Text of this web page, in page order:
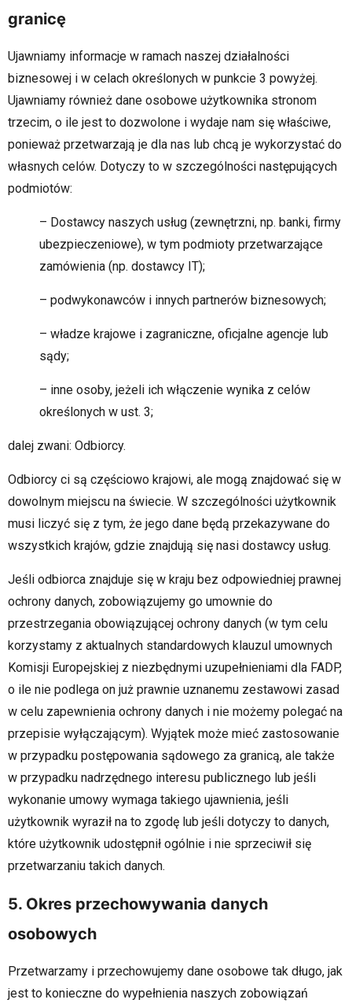
granicę
Ujawniamy informacje w ramach naszej działalności
biznesowej i w celach określonych w punkcie 3 powyżej.
Ujawniamy również dane osobowe użytkownika stronom
trzecim, o ile jest to dozwolone i wydaje nam się właściwe,
ponieważ przetwarzają je dla nas lub chcą je wykorzystać do
własnych celów. Dotyczy to w szczególności następujących
podmiotów:
– Dostawcy naszych usług (zewnętrzni, np. banki, firmy
ubezpieczeniowe), w tym podmioty przetwarzające
zamówienia (np. dostawcy IT);
– podwykonawców i innych partnerów biznesowych;
– władze krajowe i zagraniczne, oficjalne agencje lub
sądy;
– inne osoby, jeżeli ich włączenie wynika z celów
określonych w ust. 3;
dalej zwani: Odbiorcy.
Odbiorcy ci są częściowo krajowi, ale mogą znajdować się w
dowolnym miejscu na świecie. W szczególności użytkownik
musi liczyć się z tym, że jego dane będą przekazywane do
wszystkich krajów, gdzie znajdują się nasi dostawcy usług.
Jeśli odbiorca znajduje się w kraju bez odpowiedniej prawnej
ochrony danych, zobowiązujemy go umownie do
przestrzegania obowiązującej ochrony danych (w tym celu
korzystamy z aktualnych standardowych klauzul umownych
Komisji Europejskiej z niezbędnymi uzupełnieniami dla FADP,
o ile nie podlega on już prawnie uznanemu zestawowi zasad
w celu zapewnienia ochrony danych i nie możemy polegać na
przepisie wyłączającym). Wyjątek może mieć zastosowanie
w przypadku postępowania sądowego za granicą, ale także
w przypadku nadrzędnego interesu publicznego lub jeśli
wykonanie umowy wymaga takiego ujawnienia, jeśli
użytkownik wyraził na to zgodę lub jeśli dotyczy to danych,
które użytkownik udostępnił ogólnie i nie sprzeciwił się
przetwarzaniu takich danych.
5. Okres przechowywania danych
osobowych
Przetwarzamy i przechowujemy dane osobowe tak długo, jak
jest to konieczne do wypełnienia naszych zobowiązań